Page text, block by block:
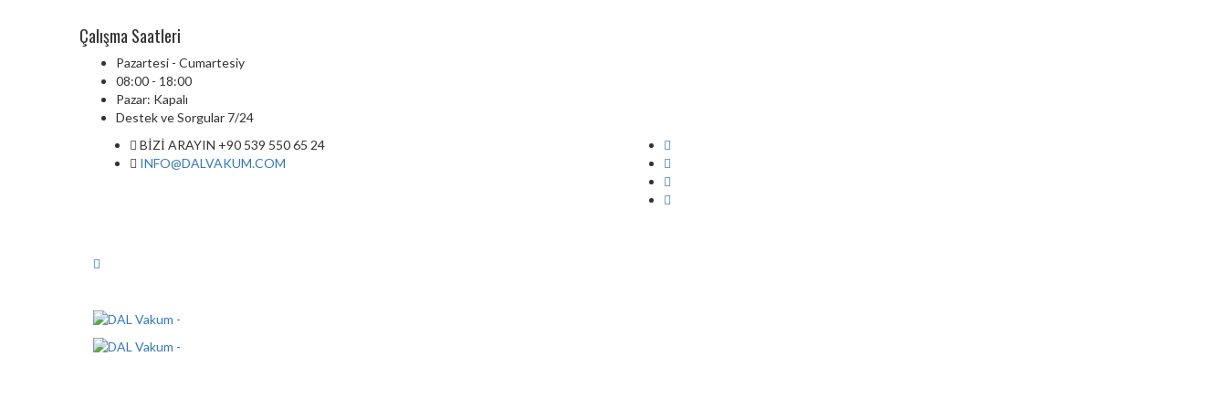
Çalışma Saatleri
Pazartesi - Cumartesiy
08:00 - 18:00
Pazar: Kapalı
Destek ve Sorgular 7/24
BİZİ ARAYIN +90 539 550 65 24
INFO@DALVAKUM.COM